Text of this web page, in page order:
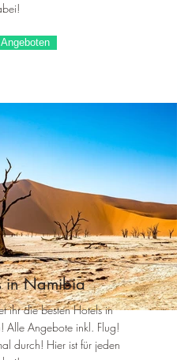
in Namibia
ihr die besten Hotels in
Alle Angebote inkl. Flug!
durch! Hier ist für jeden